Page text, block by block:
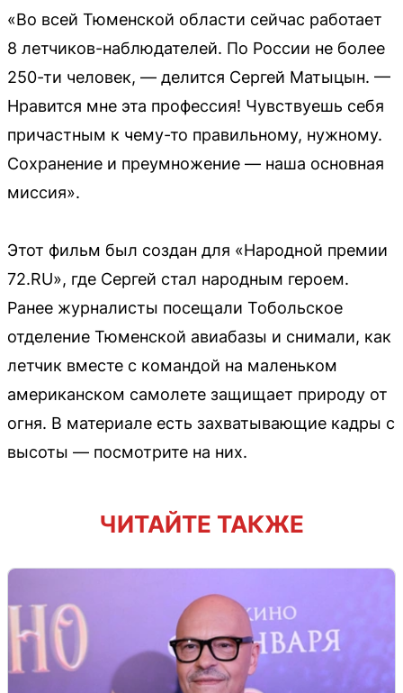
«Во всей Тюменской области сейчас работает
8 летчиков-наблюдателей. По России не более
250-ти человек, — делится Сергей Матыцын. —
Нравится мне эта профессия! Чувствуешь себя
причастным к чему-то правильному, нужному.
Сохранение и преумножение — наша основная
миссия».
Этот фильм был создан для «Народной премии
72.RU», где Сергей стал народным героем.
Ранее журналисты посещали Тобольское
отделение Тюменской авиабазы и снимали, как
летчик вместе с командой на маленьком
американском самолете защищает природу от
огня. В материале есть захватывающие кадры с
высоты — посмотрите на них.
ЧИТАЙТЕ ТАКЖЕ